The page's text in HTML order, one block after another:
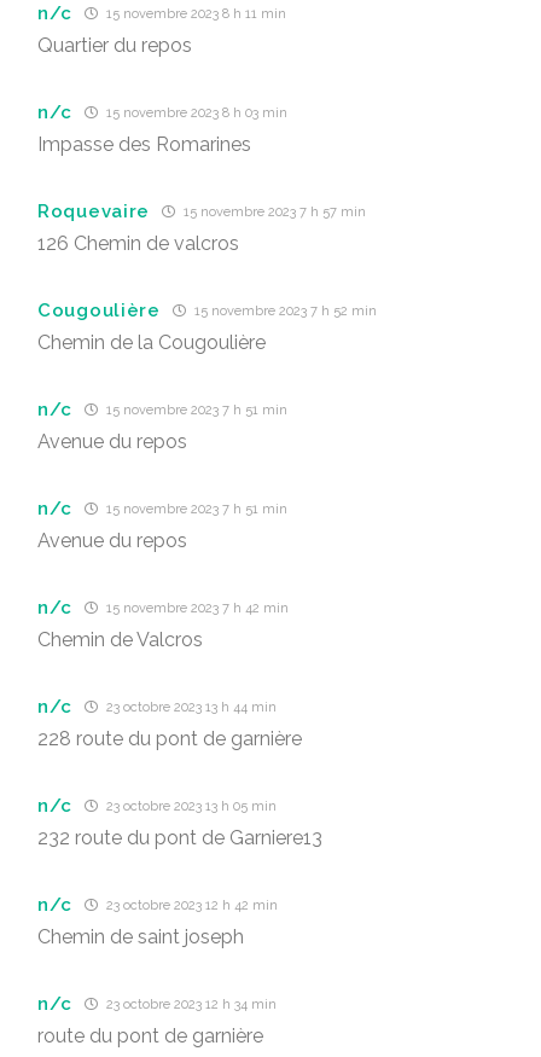
n/c 15 novembre 2023 8 h 11 min
Quartier du repos
n/c 15 novembre 2023 8 h 03 min
Impasse des Romarines
Roquevaire 15 novembre 2023 7 h 57 min
126 Chemin de valcros
Cougoulière 15 novembre 2023 7 h 52 min
Chemin de la Cougoulière
n/c 15 novembre 2023 7 h 51 min
Avenue du repos
n/c 15 novembre 2023 7 h 51 min
Avenue du repos
n/c 15 novembre 2023 7 h 42 min
Chemin de Valcros
n/c 23 octobre 2023 13 h 44 min
228 route du pont de garnière
n/c 23 octobre 2023 13 h 05 min
232 route du pont de Garniere13
n/c 23 octobre 2023 12 h 42 min
Chemin de saint joseph
n/c 23 octobre 2023 12 h 34 min
route du pont de garnière